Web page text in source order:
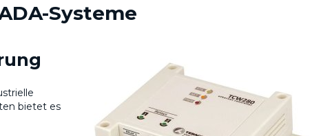
Systeme
bietet es